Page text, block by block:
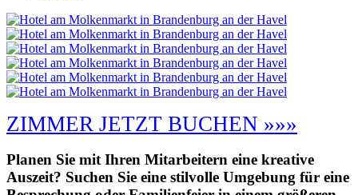
ZIMMER JETZT BUCHEN »»»
Planen Sie mit Ihren Mitarbeitern eine kreative
Auszeit? Suchen Sie eine stilvolle Umgebung für eine